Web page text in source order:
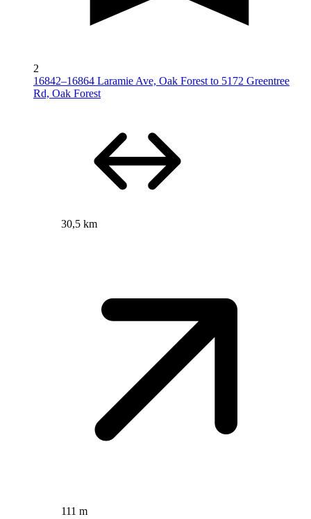
2
16842–16864 Laramie Ave, Oak Forest to 5172 Greentree
Rd, Oak Forest
30,5 km
111 m